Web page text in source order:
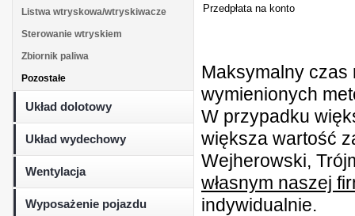
Listwa wtryskowa/wtryskiwacze
Sterowanie wtryskiem
Zbiornik paliwa
Pozostałe
Układ dolotowy
Układ wydechowy
Wentylacja
Wyposażenie pojazdu
Przedpłata na konto
Maksymalny czas
wymienionych
W przypadku
większa wartość
Wejherowski,
własnym naszej
indywidualnie.